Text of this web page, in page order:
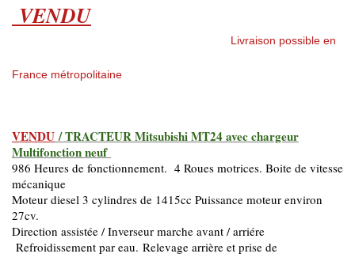
VENDU
Livraison possible en
France métropolitaine
VENDU / TRACTEUR Mitsubishi MT24 avec chargeur
Multifonction neuf
986 Heures de fonctionnement. 4 Roues motrices. Boite de vitesse
mécanique
Moteur diesel 3 cylindres de 1415cc Puissance moteur environ
27cv.
Direction assistée / Inverseur marche avant / arriére
Refroidissement par eau. Relevage arrière et prise de